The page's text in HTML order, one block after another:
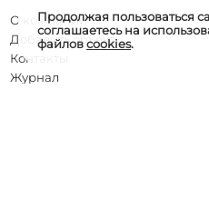
Продолжая пользоваться
соглашаетесь на
файловcookies.
О компании
Добавить объект
Контакты
Журнал